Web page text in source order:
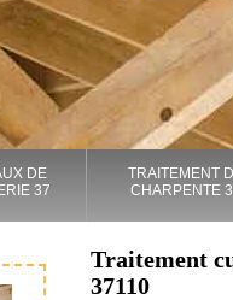
DE
37
TRAITEMENT
CHARPENTE
Traitement
37110